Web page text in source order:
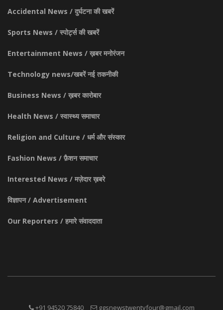
Accidental News / दुर्घटना की खबरें
Sports News / स्पोर्ट्स की खबरें
Entertainment News / ख़बर मनोरंजन
Technology news/खबरें नई तकनीकी
Business News / ख़बर कारोबार
Health News / स्वास्थ्य समाचार
Religion and Culture / धर्म और संस्कार
Fashion News / फ़ैशन समाचार
Interested News / मज़ेदार ख़बरे
विज्ञापन / Advertisement
Our Reporters / हमारे संवाददाता
+91 94520 75840 ggsnewstwentyfour@gmail.com